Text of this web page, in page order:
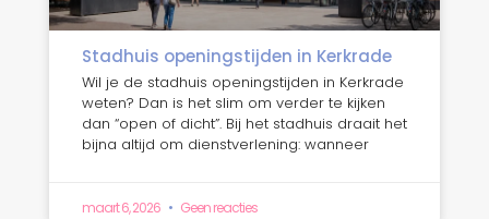
Stadhuis openingstijden in Kerkrade
Wil je de stadhuis openingstijden in Kerkrade
weten? Dan is het slim om verder te kijken
dan “open of dicht”. Bij het stadhuis draait het
bijna altijd om dienstverlening: wanneer
maart 6, 2026 Geen reacties